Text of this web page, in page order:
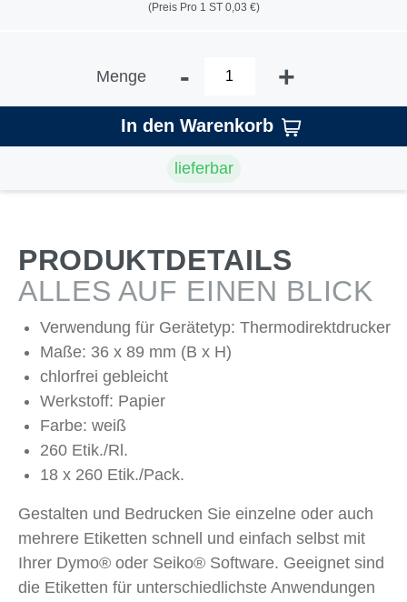
(Preis Pro 1 ST 0,03 €)
Menge - +
In den Warenkorb
lieferbar
PRODUKTDETAILS
ALLES AUF EINEN BLICK
Verwendung für Gerätetyp: Thermodirektdrucker
Maße: 36 x 89 mm (B x H)
chlorfrei gebleicht
Werkstoff: Papier
Farbe: weiß
260 Etik./Rl.
18 x 260 Etik./Pack.
Gestalten und Bedrucken Sie einzelne oder auch
mehrere Etiketten schnell und einfach selbst mit
Ihrer Dymo® oder Seiko® Software. Geeignet sind
die Etiketten für unterschiedlichste Anwendungen